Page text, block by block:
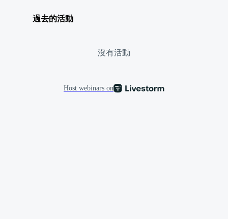
過去的活動
沒有活動
Host webinars on